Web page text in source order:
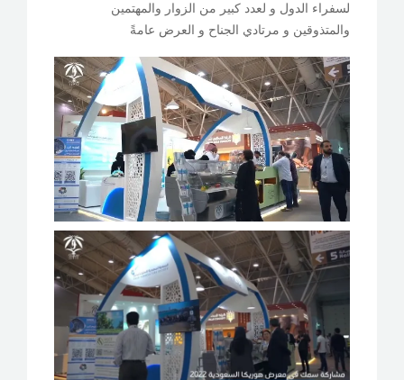
لسفراء الدول و لعدد كبير من الزوار والمهتمين
والمتذوقين و مرتادي الجناح و العرض عامةً